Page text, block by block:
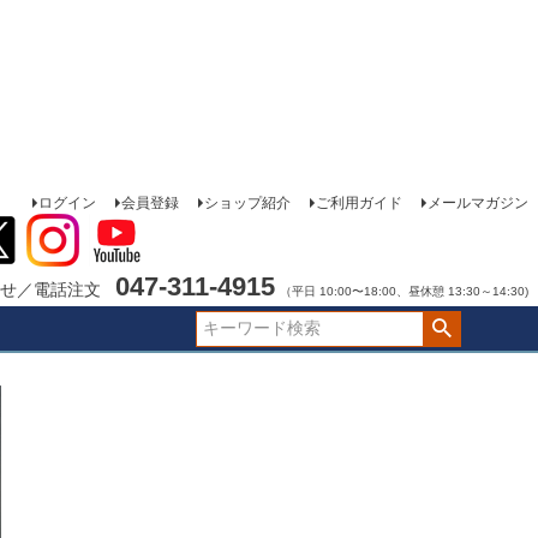
ログイン 会員登録 ショップ紹介 ご利用ガイド メールマガジン
／電話注文 047-311-4915 （平日 10:00〜18:00、昼休憩 13:30～14:30)